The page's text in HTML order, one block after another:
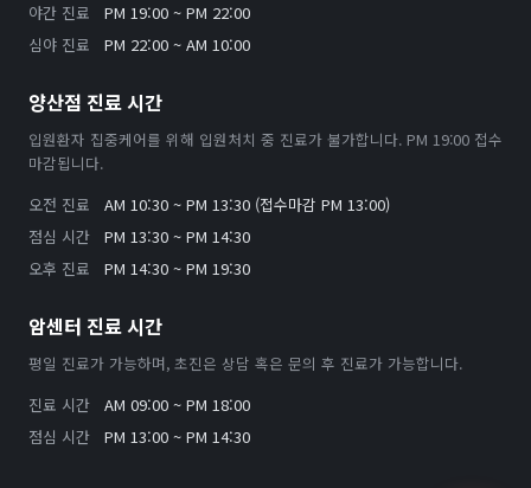
야간 진료
PM 19:00 ~ PM 22:00
심야 진료
PM 22:00 ~ AM 10:00
양산점 진료 시간
입원환자 집중케어를 위해 입원처치 중 진료가 불가합니다. PM 19:00 접수
마감됩니다.
오전 진료
AM 10:30 ~ PM 13:30 (접수마감 PM 13:00)
점심 시간
PM 13:30 ~ PM 14:30
오후 진료
PM 14:30 ~ PM 19:30
암센터 진료 시간
평일 진료가 가능하며, 초진은 상담 혹은 문의 후 진료가 가능합니다.
진료 시간
AM 09:00 ~ PM 18:00
점심 시간
PM 13:00 ~ PM 14:30